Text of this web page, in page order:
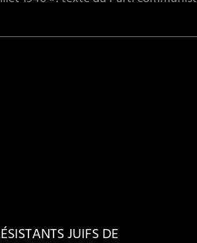
JUIFS DE